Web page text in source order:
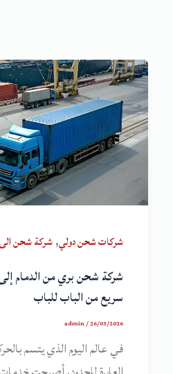
شركات شحن دولي,شركة شحن الى
شركة شحن بري من الدمام
سريع من الباب للباب
admin/26/03/2026
في عالم اليوم الذي يتسم